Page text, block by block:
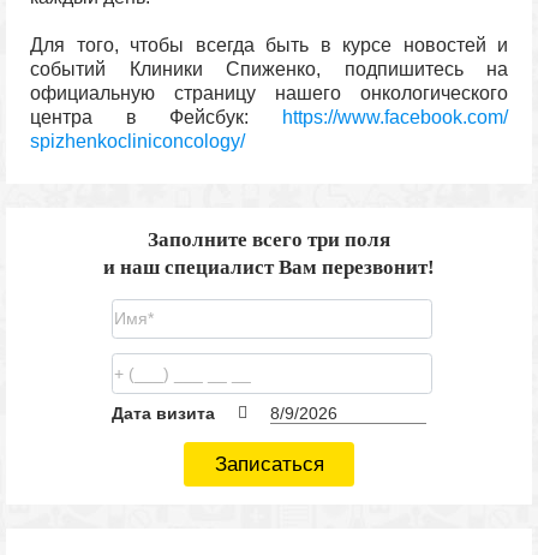
Для того, чтобы всегда быть в курсе новостей и
событий Клиники Спиженко, подпишитесь на
официальную страницу нашего онкологического
центра в Фейсбук:
https://www.facebook.com/
spizhenkocliniconcology/
Заполните всего три поля
и наш специалист Вам перезвонит!
Дата визита
Записаться